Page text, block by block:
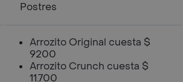
Postres
Arrozito Original cuesta $
9200
Arrozito Crunch cuesta $
11.700